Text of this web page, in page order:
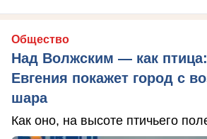
Общество
Над Волжским — как
Евгения покажет город с
шара
Как оно, на высоте птичьего